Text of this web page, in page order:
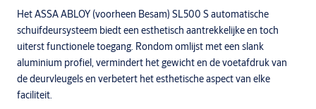
Het ASSA ABLOY (voorheen Besam) SL500 S automatische
schuifdeursysteem biedt een esthetisch aantrekkelijke en toch
uiterst functionele toegang. Rondom omlijst met een slank
aluminium profiel, vermindert het gewicht en de voetafdruk van
de deurvleugels en verbetert het esthetische aspect van elke
faciliteit.